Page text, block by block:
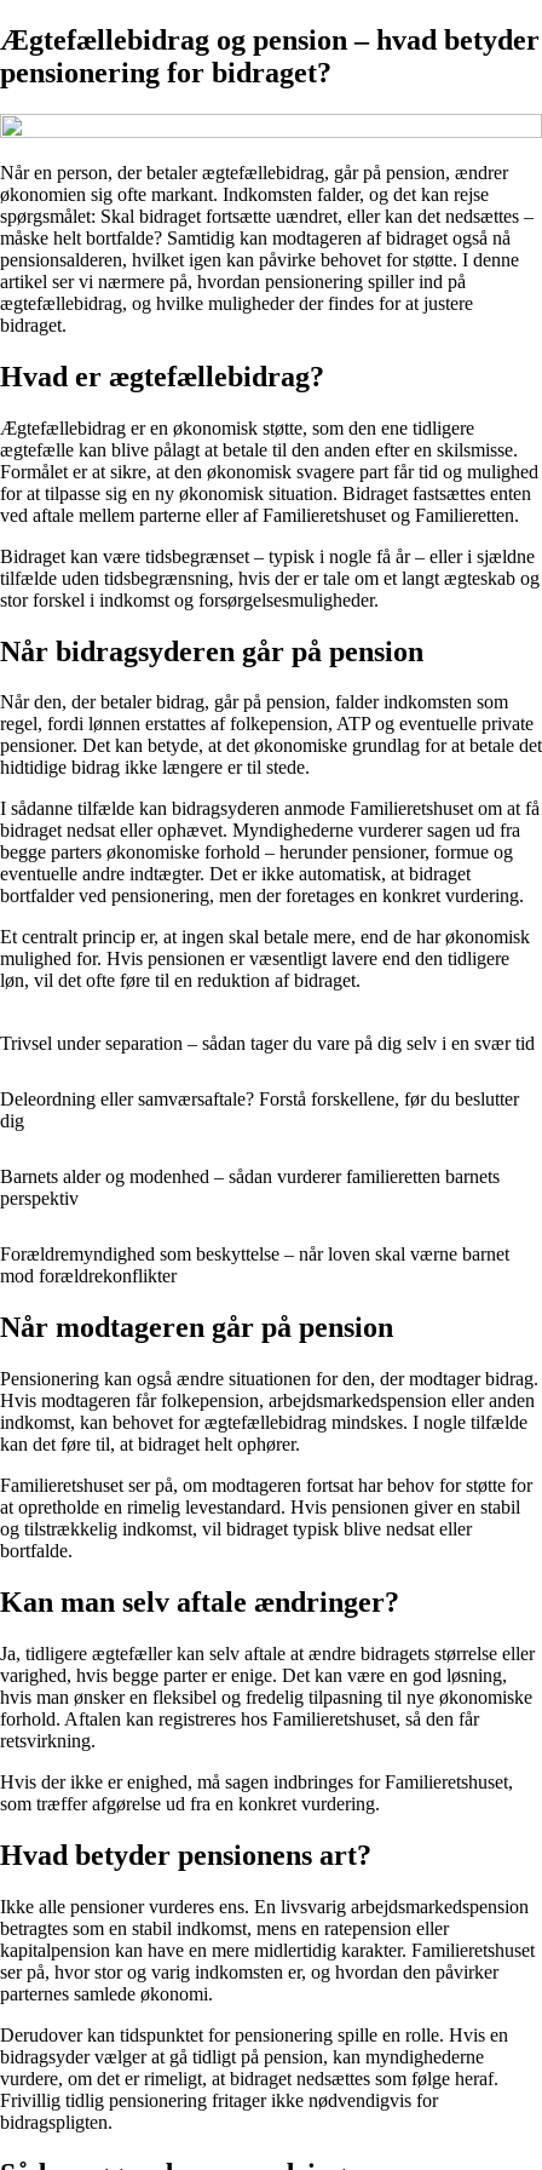
Ægtefællebidrag og pension – hvad betyder
pensionering for bidraget?
Når en person, der betaler ægtefællebidrag, går på pension, ændrer
økonomien sig ofte markant. Indkomsten falder, og det kan rejse
spørgsmålet: Skal bidraget fortsætte uændret, eller kan det nedsættes –
måske helt bortfalde? Samtidig kan modtageren af bidraget også nå
pensionsalderen, hvilket igen kan påvirke behovet for støtte. I denne
artikel ser vi nærmere på, hvordan pensionering spiller ind på
ægtefællebidrag, og hvilke muligheder der findes for at justere
bidraget.
Hvad er ægtefællebidrag?
Ægtefællebidrag er en økonomisk støtte, som den ene tidligere
ægtefælle kan blive pålagt at betale til den anden efter en skilsmisse.
Formålet er at sikre, at den økonomisk svagere part får tid og mulighed
for at tilpasse sig en ny økonomisk situation. Bidraget fastsættes enten
ved aftale mellem parterne eller af Familieretshuset og Familieretten.
Bidraget kan være tidsbegrænset – typisk i nogle få år – eller i sjældne
tilfælde uden tidsbegrænsning, hvis der er tale om et langt ægteskab og
stor forskel i indkomst og forsørgelsesmuligheder.
Når bidragsyderen går på pension
Når den, der betaler bidrag, går på pension, falder indkomsten som
regel, fordi lønnen erstattes af folkepension, ATP og eventuelle private
pensioner. Det kan betyde, at det økonomiske grundlag for at betale det
hidtidige bidrag ikke længere er til stede.
I sådanne tilfælde kan bidragsyderen anmode Familieretshuset om at få
bidraget nedsat eller ophævet. Myndighederne vurderer sagen ud fra
begge parters økonomiske forhold – herunder pensioner, formue og
eventuelle andre indtægter. Det er ikke automatisk, at bidraget
bortfalder ved pensionering, men der foretages en konkret vurdering.
Et centralt princip er, at ingen skal betale mere, end de har økonomisk
mulighed for. Hvis pensionen er væsentligt lavere end den tidligere
løn, vil det ofte føre til en reduktion af bidraget.
Trivsel under separation – sådan tager du vare på dig selv i en svær tid
Deleordning eller samværsaftale? Forstå forskellene, før du beslutter
dig
Barnets alder og modenhed – sådan vurderer familieretten barnets
perspektiv
Forældremyndighed som beskyttelse – når loven skal værne barnet
mod forældrekonflikter
Når modtageren går på pension
Pensionering kan også ændre situationen for den, der modtager bidrag.
Hvis modtageren får folkepension, arbejdsmarkedspension eller anden
indkomst, kan behovet for ægtefællebidrag mindskes. I nogle tilfælde
kan det føre til, at bidraget helt ophører.
Familieretshuset ser på, om modtageren fortsat har behov for støtte for
at opretholde en rimelig levestandard. Hvis pensionen giver en stabil
og tilstrækkelig indkomst, vil bidraget typisk blive nedsat eller
bortfalde.
Kan man selv aftale ændringer?
Ja, tidligere ægtefæller kan selv aftale at ændre bidragets størrelse eller
varighed, hvis begge parter er enige. Det kan være en god løsning,
hvis man ønsker en fleksibel og fredelig tilpasning til nye økonomiske
forhold. Aftalen kan registreres hos Familieretshuset, så den får
retsvirkning.
Hvis der ikke er enighed, må sagen indbringes for Familieretshuset,
som træffer afgørelse ud fra en konkret vurdering.
Hvad betyder pensionens art?
Ikke alle pensioner vurderes ens. En livsvarig arbejdsmarkedspension
betragtes som en stabil indkomst, mens en ratepension eller
kapitalpension kan have en mere midlertidig karakter. Familieretshuset
ser på, hvor stor og varig indkomsten er, og hvordan den påvirker
parternes samlede økonomi.
Derudover kan tidspunktet for pensionering spille en rolle. Hvis en
bidragsyder vælger at gå tidligt på pension, kan myndighederne
vurdere, om det er rimeligt, at bidraget nedsættes som følge heraf.
Frivillig tidlig pensionering fritager ikke nødvendigvis for
bidragspligten.